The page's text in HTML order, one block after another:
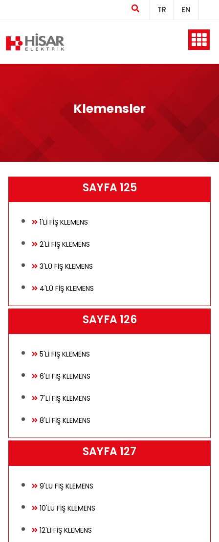
Ürünler
E-Katalog
İletişim
TR EN
Klemensler
SAYFA 125
1'Lİ FİŞ KLEMENS
2'Lİ FİŞ KLEMENS
3'LÜ FİŞ KLEMENS
4'LÜ FİŞ KLEMENS
SAYFA 126
5'Lİ FİŞ KLEMENS
6'LI FİŞ KLEMENS
7'Lİ FİŞ KLEMENS
8'Lİ FİŞ KLEMENS
SAYFA 127
9'LU FİŞ KLEMENS
10'LU FİŞ KLEMENS
12'Lİ FİŞ KLEMENS